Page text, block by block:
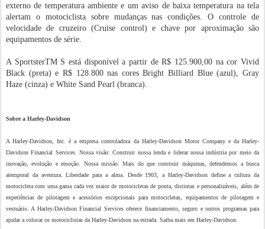
externo de temperatura ambiente e um aviso de baixa temperatura na tela
alertam o motociclista sobre mudanças nas condições. O controle de
velocidade de cruzeiro (Cruise control) e chave por aproximação são
equipamentos de série.
A SportsterTM S está disponível a partir de R$ 125.900,00 na cor Vivid
Black (preta) e R$ 128.800 nas cores Bright Billiard Blue (azul), Gray
Haze (cinza) e White Sand Pearl (branca).
Sobre a Harley-Davidson
A Harley-Davidson, Inc. é a empresa controladora da Harley-Davidson Motor Company e da Harley-
Davidson Financial Services. Nossa visão: Construir nossa lenda e liderar nossa indústria por meio da
inovação, evolução e emoção. Nossa missão: Mais do que construir máquinas, defendemos a busca
atemporal da aventura. Liberdade para a alma. Desde 1903, a Harley-Davidson define a cultura da
motocicleta com uma gama cada vez maior de motocicletas de ponta, distintas e personalizáveis, além de
experiências de pilotagem e acessórios excepcionais para motocicletas, equipamentos de pilotagem e
vestuário. A Harley-Davidson Financial Services oferece financiamento, seguro e outros programas para
ajudar a colocar os motociclistas da Harley-Davidson na estrada. Saiba mais em Harley-Davidson.